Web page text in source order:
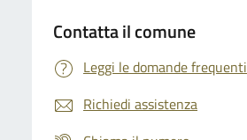
Contatta il comune
Leggi le domande frequenti
Richiedi assistenza